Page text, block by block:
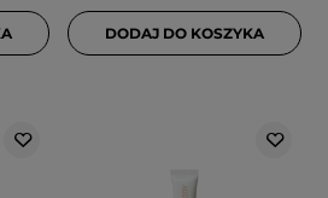
DODAJ DO KOSZYKA